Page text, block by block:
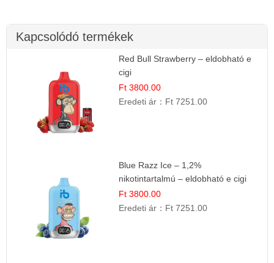
Kapcsolódó termékek
Red Bull Strawberry – eldobható e
cigi
Ft 3800.00
Eredeti ár： Ft 7251.00
Blue Razz Ice – 1,2%
nikotintartalmú – eldobható e cigi
Ft 3800.00
Eredeti ár： Ft 7251.00